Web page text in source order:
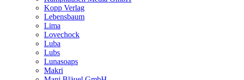
Kopp Verlag
Lebensbaum
Lima
Lovechock
Luba
Lubs
Lunasoaps
Makri